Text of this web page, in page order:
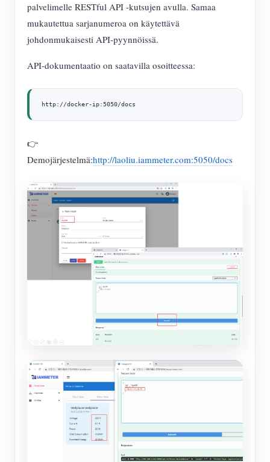
palvelimelle RESTful API -kutsujen avulla. Samaa
mukautettua sarjanumeroa on käytettävä
johdonmukaisesti API-pyynnöissä.
API-dokumentaatio on saatavilla osoitteessa:
http://docker-ip:5050/docs
👉
Demojärjestelmä:http://laoliu.iammeter.com:5050/docs